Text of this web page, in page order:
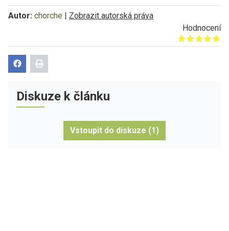
Autor: chorche | Zobrazit autorská práva
Hodnocení
Give it 1/5
Give it 2/5
Give it 3/5
Give it 4/5
Give it 5/5
Diskuze k článku
Vstoupit do diskuze (1)